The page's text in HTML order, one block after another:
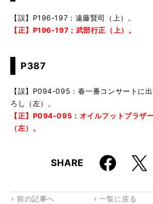
【誤】P196-197：遠藤賢司（上）。
【正】P196-197；武部行正（上）。
P387
【誤】P094-095：春一番コンサートに
ろし（左）。
【正】P094-095：オイルフットブラザ
（左）。
SHARE Faceboo
k
X
前の記事へ 一覧に戻る